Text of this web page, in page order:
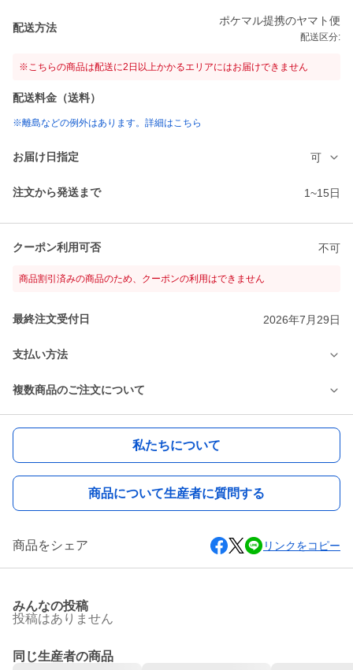
配送方法
ポケマル提携のヤマト便
配送区分:
※こちらの商品は配送に2日以上かかるエリアにはお届けできません
配送料金（送料）
※離島などの例外はあります。詳細はこちら
お届け日指定 可
注文から発送まで 1~15日
クーポン利用可否 不可
商品割引済みの商品のため、クーポンの利用はできません
最終注文受付日 2026年7月29日
支払い方法
複数商品のご注文について
私たちについて
商品について生産者に質問する
商品をシェア リンクをコピー
みんなの投稿
投稿はありません
同じ生産者の商品